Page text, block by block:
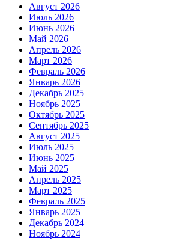
Август 2026
Июль 2026
Июнь 2026
Май 2026
Апрель 2026
Март 2026
Февраль 2026
Январь 2026
Декабрь 2025
Ноябрь 2025
Октябрь 2025
Сентябрь 2025
Август 2025
Июль 2025
Июнь 2025
Май 2025
Апрель 2025
Март 2025
Февраль 2025
Январь 2025
Декабрь 2024
Ноябрь 2024